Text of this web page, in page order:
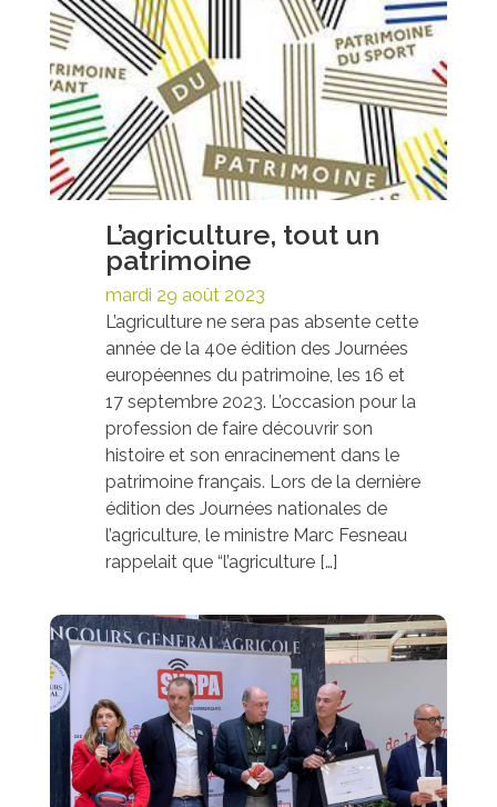
L’agriculture, tout un
patrimoine
mardi 29 août 2023
L’agriculture ne sera pas absente cette
année de la 40e édition des Journées
européennes du patrimoine, les 16 et
17 septembre 2023. L’occasion pour la
profession de faire découvrir son
histoire et son enracinement dans le
patrimoine français. Lors de la dernière
édition des Journées nationales de
l’agriculture, le ministre Marc Fesneau
rappelait que “l’agriculture […]